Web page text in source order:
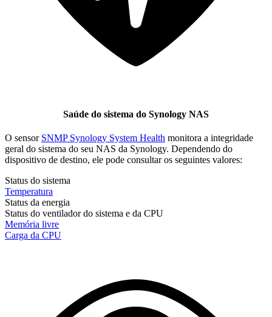
Saúde do sistema do Synology NAS
O sensor SNMP Synology System Health monitora a integridade
geral do sistema do seu NAS da Synology. Dependendo do
dispositivo de destino, ele pode consultar os seguintes valores:
Status do sistema
Temperatura
Status da energia
Status do ventilador do sistema e da CPU
Memória livre
Carga da CPU